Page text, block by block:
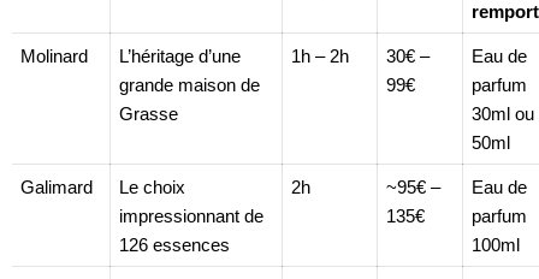
Molinard
L’héritage d’une
grande maison de
Grasse
1h – 2h
30€ –
99€
Eau de
parfum
30ml ou
50ml
Galimard
Le choix
impressionnant de
126 essences
2h
~95€ –
135€
Eau de
parfum
100ml